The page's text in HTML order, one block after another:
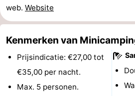
Medische
adressen
Regio
Zeeland
web. Website
Kenmerken van
Prijsindicatie: €27,00 tot
€35,00 per nacht.
Max. 5 personen.